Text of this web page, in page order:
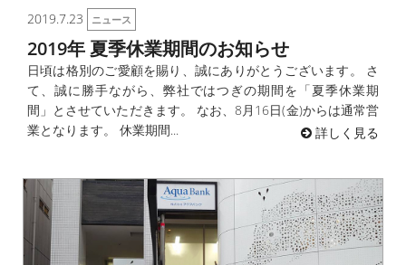
2019.7.23 ニュース
2019年 夏季休業期間のお知らせ
日頃は格別のご愛顧を賜り、誠にありがとうございます。 さ
て、誠に勝手ながら、弊社ではつぎの期間を「夏季休業期
間」とさせていただきます。 なお、8月16日(金)からは通常営
業となります。 休業期間...
詳しく見る